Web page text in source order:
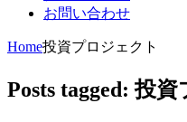
お問い合わせ
Home投資プロジェクト
Posts tagged: 投